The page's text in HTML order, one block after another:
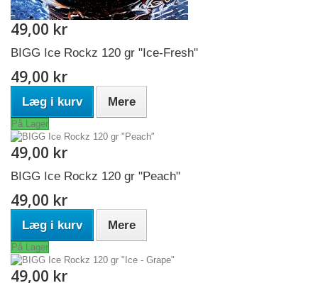
49,00 kr
BIGG Ice Rockz 120 gr "Ice-Fresh"
49,00 kr
Læg i kurv Mere
På Lager
49,00 kr
BIGG Ice Rockz 120 gr "Peach"
49,00 kr
Læg i kurv Mere
På Lager
49,00 kr